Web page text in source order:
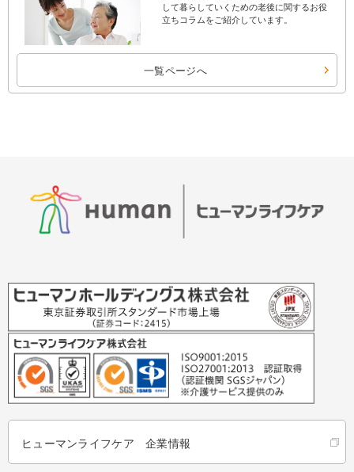
して暮らしていくための老後に関するお役
立ちコラムをご紹介しています。
一覧ページへ
ヒューマンライフケア 企業情報